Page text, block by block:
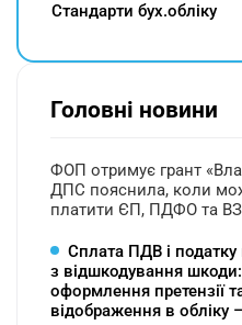
Cтандарти бух.обліку
Головні новини
ФОП отримує грант
ДПС пояснила, коли
платити ЄП, ПДФО та ВЗ
Сплата ПДВ і податку
з відшкодування шкоди:
оформлення претензії
відображення в обліку